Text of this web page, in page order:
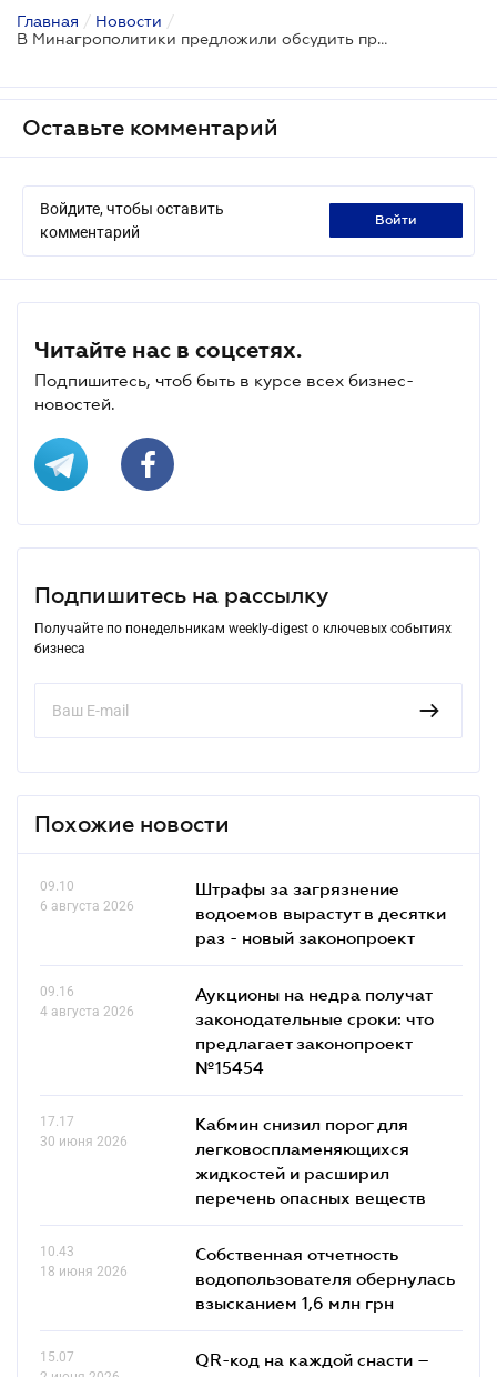
Главная / Новости /
В Минагрополитики предложили обсудить предложенные новшества в земельном контроле
Оставьте комментарий
Войдите, чтобы оставить
комментарий
войти
Читайте нас в соцсетях.
Подпишитесь, чтоб быть в курсе всех бизнес-
новостей.
Подпишитесь на рассылку
Получайте по понедельникам weekly-digest о ключевых событиях
бизнеса
Похожие новости
09.10
6 августа 2026
Штрафы за загрязнение
водоемов вырастут в десятки
раз - новый законопроект
09.16
4 августа 2026
Аукционы на недра получат
законодательные сроки: что
предлагает законопроект
№15454
17.17
30 июня 2026
Кабмин снизил порог для
легковоспламеняющихся
жидкостей и расширил
перечень опасных веществ
10.43
18 июня 2026
Собственная отчетность
водопользователя обернулась
взысканием 1,6 млн грн
15.07
QR-код на каждой снасти –